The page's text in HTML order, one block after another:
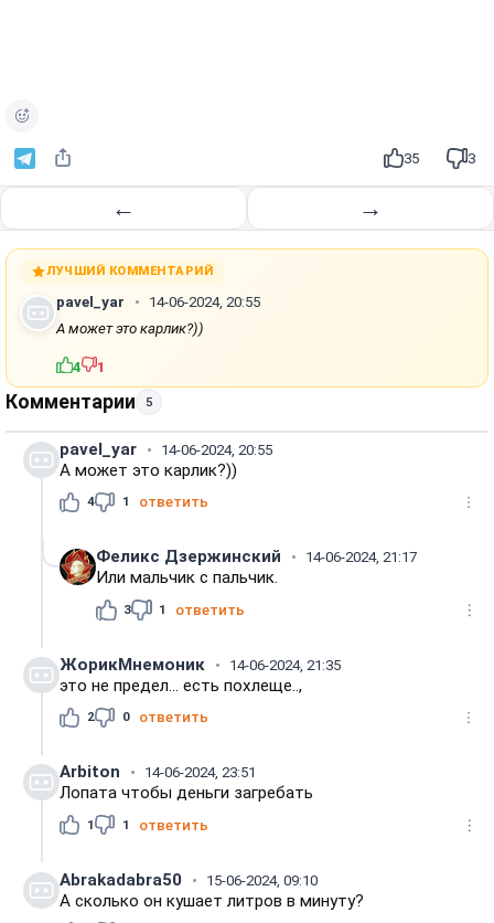
35 3
← →
ЛУЧШИЙ КОММЕНТАРИЙ
pavel_yar
14-06-2024, 20:55
А может это карлик?))
4 1
Комментарии 5
pavel_yar 14-06-2024, 20:55
А может это карлик?))
4 1 ответить
Феликс Дзержинский 14-06-2024, 21:17
Или мальчик с пальчик.
3 1 ответить
ЖорикМнемоник 14-06-2024, 21:35
это не предел... есть похлеще..,
2 0 ответить
Arbiton 14-06-2024, 23:51
Лопата чтобы деньги загребать
1 1 ответить
Abrakadabra50 15-06-2024, 09:10
А сколько он кушает литров в минуту?